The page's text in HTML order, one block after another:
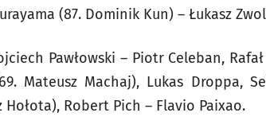
(87. Dominik Kun) – Łukasz
Pawłowski – Piotr Celeban,
Mateusz Machaj), Lukas Droppa,
Hołota), Robert Pich – Flavio Paixao.